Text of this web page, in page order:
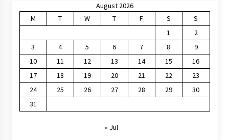
August 2026
M
T W T F S
S
1
2
3
4 5 6 7 8
9
10
11 12 13 14 15
16
17
18 19 20 21 22
23
24
25 26 27 28 29
30
31
« Jul